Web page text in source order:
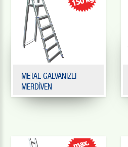
METAL GALVANİZLİ
MERDİVEN